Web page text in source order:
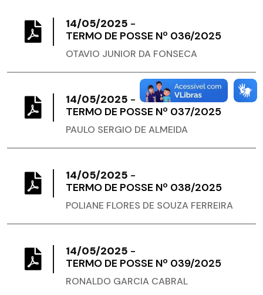
14/05/2025 -
TERMO DE POSSE Nº 036/2025
OTAVIO JUNIOR DA FONSECA
14/05/2025 -
TERMO DE POSSE Nº 037/2025
PAULO SERGIO DE ALMEIDA
14/05/2025 -
TERMO DE POSSE Nº 038/2025
POLIANE FLORES DE SOUZA FERREIRA
14/05/2025 -
TERMO DE POSSE Nº 039/2025
RONALDO GARCIA CABRAL